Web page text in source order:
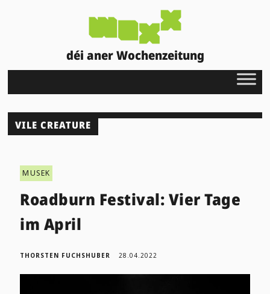
déi aner Wochenzeitung
VILE CREATURE
MUSEK
Roadburn Festival: Vier Tage
im April
THORSTEN FUCHSHUBER 28.04.2022